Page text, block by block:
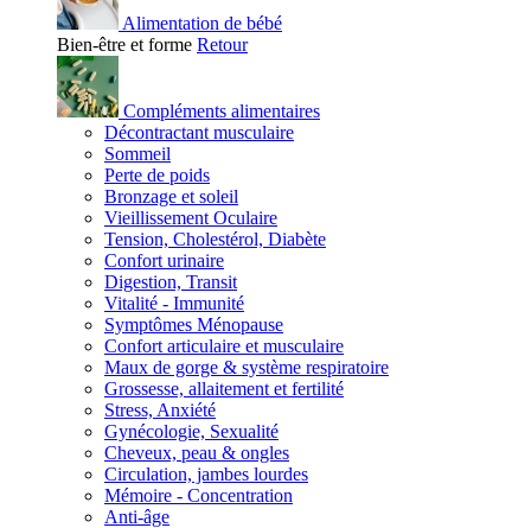
Alimentation de bébé
Bien-être et forme Retour
Compléments alimentaires
Décontractant musculaire
Sommeil
Perte de poids
Bronzage et soleil
Vieillissement Oculaire
Tension, Cholestérol, Diabète
Confort urinaire
Digestion, Transit
Vitalité - Immunité
Symptômes Ménopause
Confort articulaire et musculaire
Maux de gorge & système respiratoire
Grossesse, allaitement et fertilité
Stress, Anxiété
Gynécologie, Sexualité
Cheveux, peau & ongles
Circulation, jambes lourdes
Mémoire - Concentration
Anti-âge